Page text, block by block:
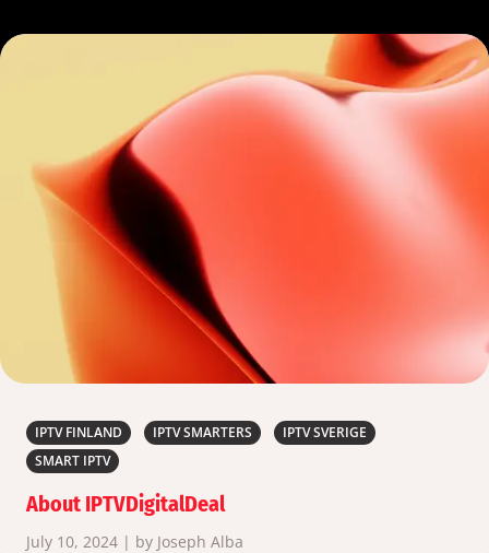
IPTV FINLAND IPTV SMARTERS
IPTV SVERIGE
SMART IPTV
About IPTVDigitalDeal
July 10, 2024 | by Joseph Alba